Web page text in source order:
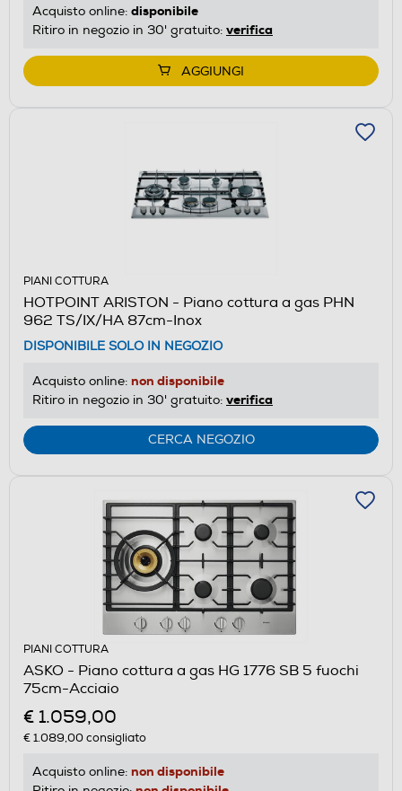
Acquisto online: disponibile
Ritiro in negozio in 30' gratuito: verifica
AGGIUNGI
PIANI COTTURA
HOTPOINT ARISTON - Piano cottura a gas PHN
962 TS/IX/HA 87cm-Inox
DISPONIBILE SOLO IN NEGOZIO
Acquisto online: non disponibile
Ritiro in negozio in 30' gratuito: verifica
CERCA NEGOZIO
PIANI COTTURA
ASKO - Piano cottura a gas HG 1776 SB 5 fuochi
75cm-Acciaio
€ 1.059,00
€ 1.089,00consigliato
Acquisto online: non disponibile